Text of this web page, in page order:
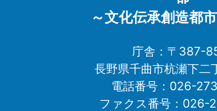
～文化伝承創造都
庁舎：〒387-
長野県千曲市杭瀬下二
電話番号：026-
ファクス番号：026-